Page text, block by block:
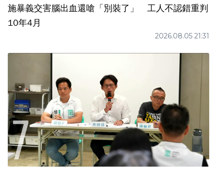
施暴義交害腦出血還嗆「別裝了」 工人不認錯重判
10年4月
2026.08.05 21:31